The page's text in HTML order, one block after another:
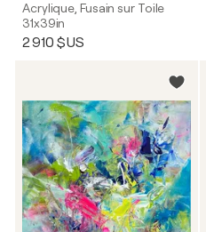
Acrylique, Fusain sur Toile
31x39in
2 910 $US